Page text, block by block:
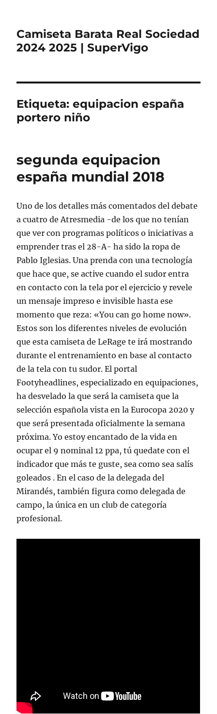
Camiseta Barata Real Sociedad
2024 2025 | SuperVigo
Etiqueta:equipacion españa
portero niño
segunda equipacion
españa mundial 2018
Uno de los detalles más comentados del debate
a cuatro de Atresmedia -de los que no tenían
que ver con programas políticos o iniciativas a
emprender tras el 28-A- ha sido la ropa de
Pablo Iglesias. Una prenda con una tecnología
que hace que, se active cuando el sudor entra
en contacto con la tela por el ejercicio y revele
un mensaje impreso e invisible hasta ese
momento que reza: «You can go home now».
Estos son los diferentes niveles de evolución
que esta camiseta de LeRage te irá mostrando
durante el entrenamiento en base al contacto
de la tela con tu sudor. El portal
Footyheadlines, especializado en equipaciones,
ha desvelado la que será la camiseta que la
selección española vista en la Eurocopa 2020 y
que será presentada oficialmente la semana
próxima. Yo estoy encantado de la vida en
ocupar el 9 nominal 12 ppa, tú quedate con el
indicador que más te guste, sea como sea salís
goleados . En el caso de la delegada del
Mirandés, también figura como delegada de
campo, la única en un club de categoría
profesional.